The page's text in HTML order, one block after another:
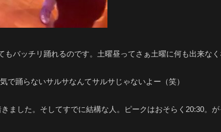
バッチリ踊れるのです。土曜昼ってさぁ土曜に何も出来なく
踊らないサルサなんてサルサじゃないよー（笑）
ました。そしてすでに結構な人。ピークはおそらく20:30。が